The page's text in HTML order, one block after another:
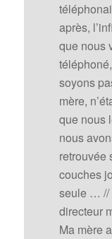
après,
que nous
soyons
mère,
que nous
nous
retrouvée
couches
seule … //
directeur
Ma mère